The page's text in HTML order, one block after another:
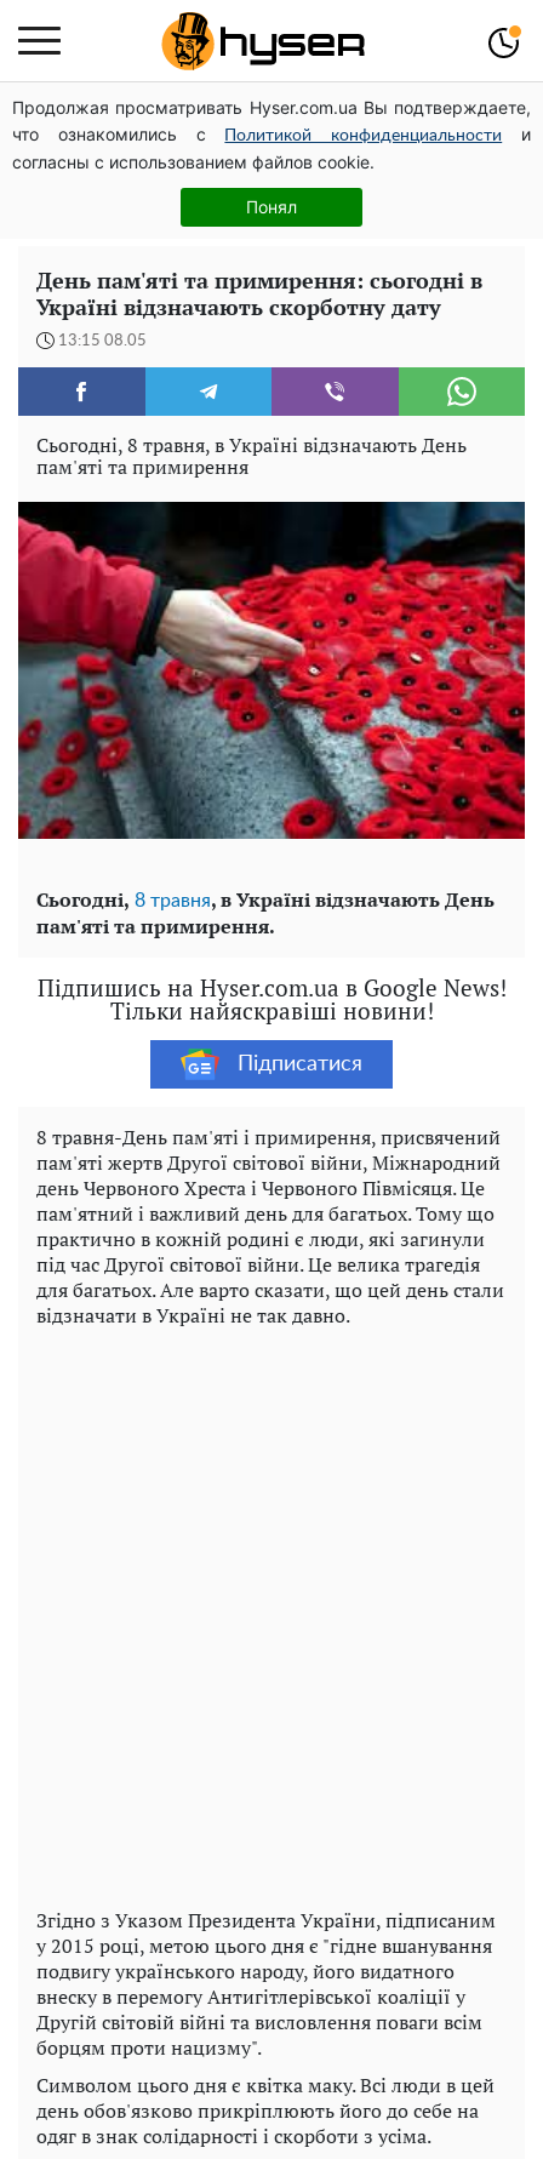
Продолжая просматривать Hyser.com.ua Вы подтверждаете,
что ознакомились с
Политикой конфиденциальности
и
согласны с использованием файлов cookie.
Понял
Дрони із націнкою: Олександр Конотопський вивів
мільйони оборонного бюджету через фіктивну фірму в
Естонії
Як учасник бойових дій може оформити пільгу на
оплату комунальних послуг: інструкція
День пам'яті та примирення: сьогодні в
Україні відзначають скорботну дату
13:15 08.05
Сьогодні, 8 травня, в Україні відзначають День
пам'яті та примирення
Сьогодні, 8 травня, в Україні відзначають День
пам'яті та примирення.
Підпишись на Hyser.com.ua в Google News!
Тільки найяскравіші новини!
Підписатися
8 травня-День пам'яті і примирення, присвячений
пам'яті жертв Другої світової війни, Міжнародний
день Червоного Хреста і Червоного Півмісяця. Це
пам'ятний і важливий день для багатьох. Тому що
практично в кожній родині є люди, які загинули
під час Другої світової війни. Це велика трагедія
для багатьох. Але варто сказати, що цей день стали
відзначати в Україні не так давно.
Згідно з Указом Президента України, підписаним
у 2015 році, метою цього дня є "гідне вшанування
подвигу українського народу, його видатного
внеску в перемогу Антигітлерівської коаліції у
Другій світовій війні та висловлення поваги всім
борцям проти нацизму".
Символом цього дня є квітка маку. Всі люди в цей
день обов'язково прикріплюють його до себе на
одяг в знак солідарності і скорботи з усіма.